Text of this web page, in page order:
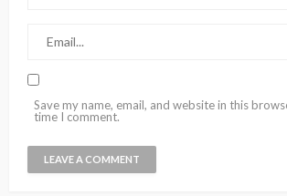
Save my name, email, and website in this
time I comment.